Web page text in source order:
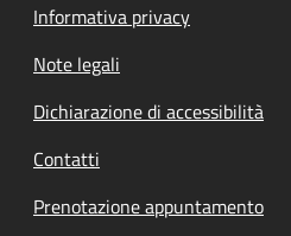
Informativa privacy
Note legali
Dichiarazione di accessibilità
Contatti
Prenotazione appuntamento